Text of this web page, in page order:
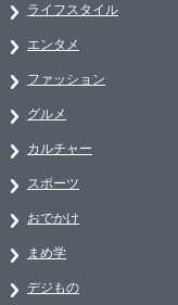
ライフスタイル
エンタメ
ファッション
グルメ
カルチャー
スポーツ
おでかけ
まめ学
デジもの